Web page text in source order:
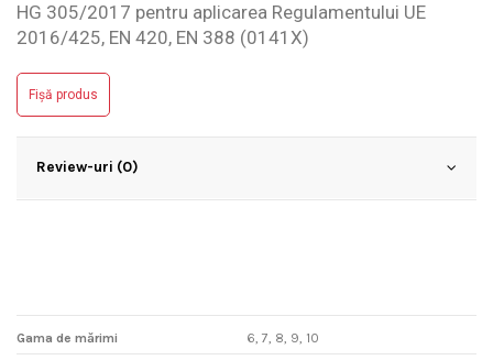
HG 305/2017 pentru aplicarea Regulamentului UE
2016/425, EN 420, EN 388 (0141X)
Fișă produs
Review-uri (0)
Gama de mărimi 6, 7, 8, 9, 10